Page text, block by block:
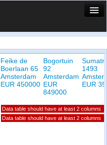
Feike de
Boerlaan 65
Amsterdam
EUR 450000
Bogortuin
92
Amsterdam
EUR
849000
1493
EUR
Data table should have at least 2 columns
Data table should have at least 2 columns